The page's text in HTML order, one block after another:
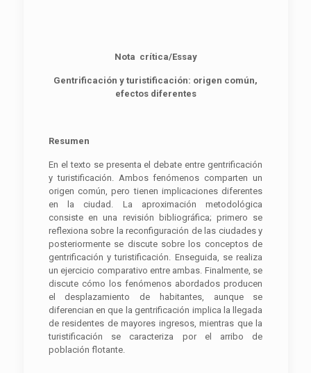
Nota crítica/Essay
Gentrificación y turistificación: origen común,
efectos diferentes
Resumen
En el texto se presenta el debate entre gentrificación
y turistificación. Ambos fenómenos comparten un
origen común, pero tienen implicaciones diferentes
en la ciudad. La aproximación metodológica
consiste en una revisión bibliográfica; primero se
reflexiona sobre la reconfiguración de las ciudades y
posteriormente se discute sobre los conceptos de
gentrificación y turistificación. Enseguida, se realiza
un ejercicio comparativo entre ambas. Finalmente, se
discute cómo los fenómenos abordados producen
el desplazamiento de habitantes, aunque se
diferencian en que la gentrificación implica la llegada
de residentes de mayores ingresos, mientras que la
turistificación se caracteriza por el arribo de
población flotante.